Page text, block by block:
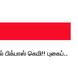
பிக்பாஸ் கெமி!! புகைப்..